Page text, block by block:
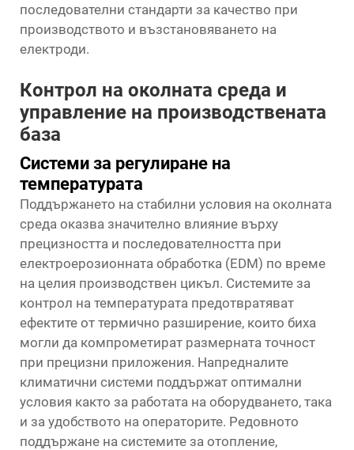
последователни стандарти за качество при
производството и възстановяването на
електроди.
Контрол на околната среда и
управление на производствената
база
Системи за регулиране на
температурата
Поддържането на стабилни условия на околната
среда оказва значително влияние върху
прецизността и последователността при
електроерозионната обработка (EDM) по време
на целия производствен цикъл. Системите за
контрол на температурата предотвратяват
ефектите от термично разширение, които биха
могли да компрометират размерната точност
при прецизни приложения. Напредналите
климатични системи поддържат оптимални
условия както за работата на оборудването, така
и за удобството на операторите. Редовното
поддържане на системите за отопление,